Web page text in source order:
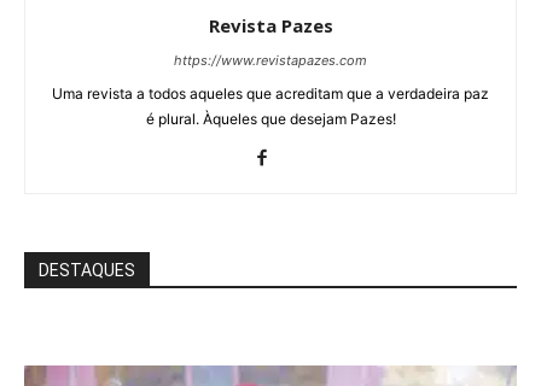
Revista Pazes
https://www.revistapazes.com
Uma revista a todos aqueles que acreditam que a verdadeira paz
é plural. Àqueles que desejam Pazes!
DESTAQUES